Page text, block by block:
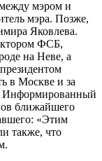
мэром и
мэра. Позже,
Яковлева.
ФСБ,
на Неве, а
в Москве и за
Информированный
ближайшего
«Этим
также, что